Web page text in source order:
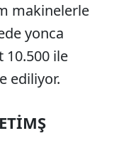
makinelerle
yonca
10.500 ile
ediliyor.